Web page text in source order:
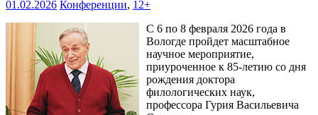
01.02.2026 Конференции, 12+
С 6 по 8 февраля 2026 года в
Вологде пройдет масштабное
научное мероприятие,
приуроченное к 85-летию со дня
рождения доктора
филологических наук,
профессора Гурия Васильевича